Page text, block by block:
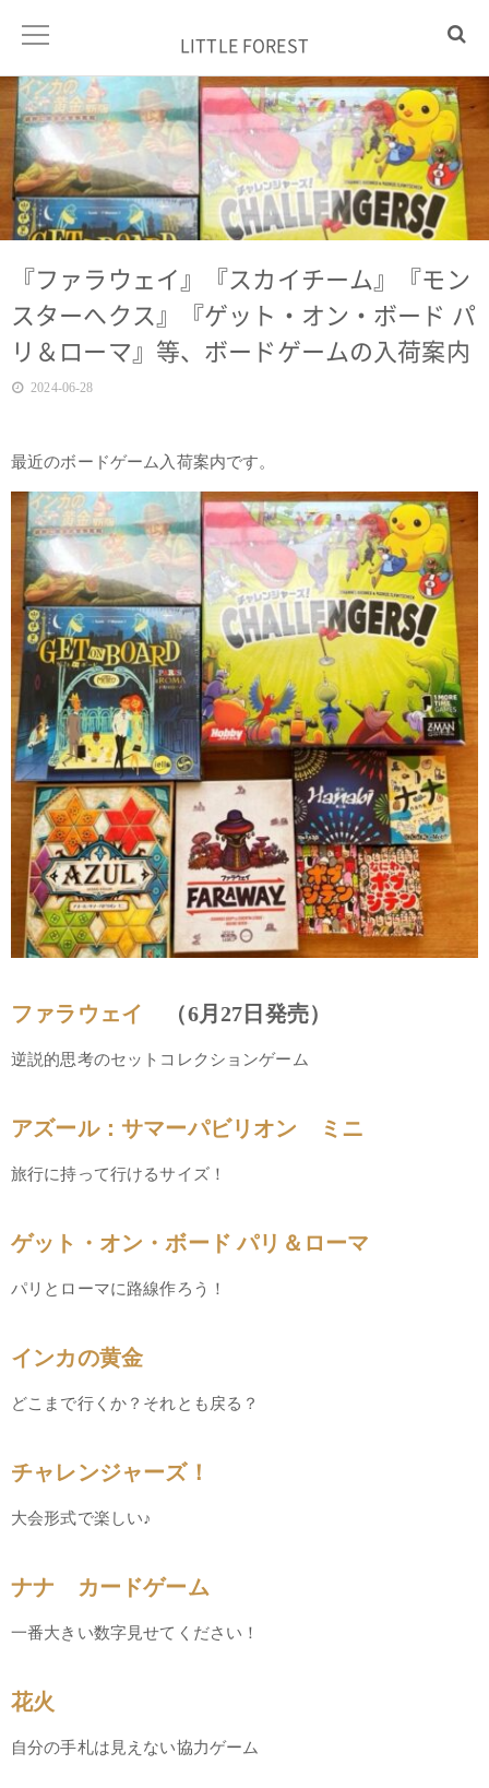
LITTLE FOREST
『ファラウェイ』『スカイチーム』『モン
スターへクス』『ゲット・オン・ボード パ
リ＆ローマ』等、ボードゲームの入荷案内
2024-06-28
最近のボードゲーム入荷案内です。
ファラウェイ （6月27日発売）
逆説的思考のセットコレクションゲーム
アズール：サマーパビリオン ミニ
旅行に持って行けるサイズ！
ゲット・オン・ボード パリ＆ローマ
パリとローマに路線作ろう！
インカの黄金
どこまで行くか？それとも戻る？
チャレンジャーズ！
大会形式で楽しい♪
ナナ カードゲーム
一番大きい数字見せてください！
花火
自分の手札は見えない協力ゲーム